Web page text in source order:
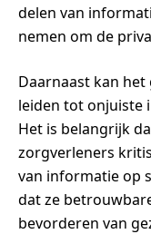
delen van
nemen om de
Daarnaast kan
leiden tot onjuiste
Het is belangrijk
zorgverleners
van informatie op
dat ze
bevorderen van